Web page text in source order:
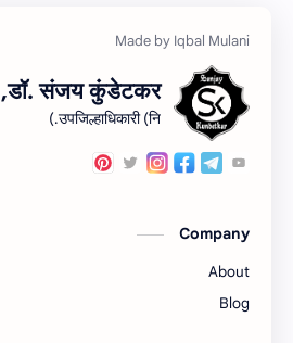
ईतर
क.जा.प
कायदा
कुळकायदा
गौणखनिज
डॉ. संजय कुंडेटकर,
उपजिल्हाधिकारी (नि.)
Company
About
Blog